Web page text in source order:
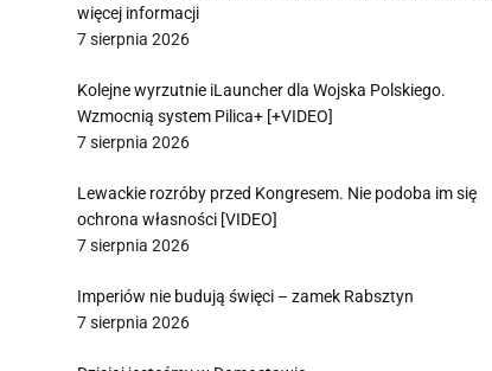
więcej informacji
7 sierpnia 2026
Kolejne wyrzutnie iLauncher dla Wojska Polskiego.
Wzmocnią system Pilica+ [+VIDEO]
7 sierpnia 2026
Lewackie rozróby przed Kongresem. Nie podoba im się
ochrona własności [VIDEO]
7 sierpnia 2026
Imperiów nie budują święci – zamek Rabsztyn
7 sierpnia 2026